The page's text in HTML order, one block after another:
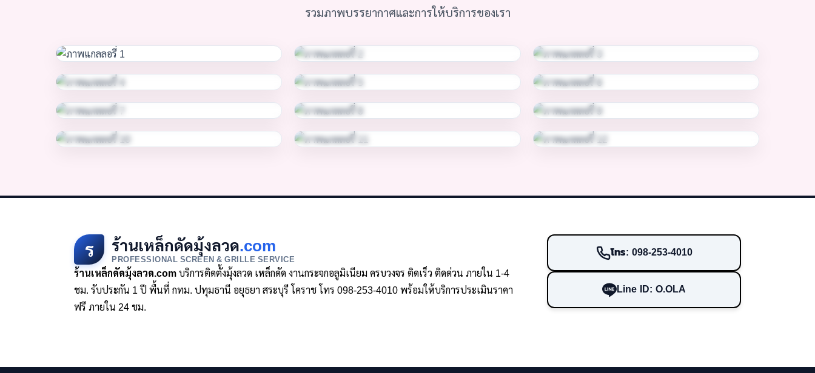
รวมภาพบรรยากาศและการให้บริการของเรา
ร ร้านเหล็กดัดมุ้งลวด.com
PROFESSIONAL SCREEN & GRILLE SERVICE
ร้านเหล็กดัดมุ้งลวด.comบริการติดตั้งมุ้งลวด เหล็กดัด งานกระจกอลูมิเนียม ครบวงจร ติดเร็ว ติดด่วน ภายใน 1-4
ชม. รับประกัน 1 ปี พื้นที่ กทม. ปทุมธานี อยุธยา สระบุรี โคราช โทร 098-253-4010 พร้อมให้บริการประเมินราคา
ฟรี ภายใน 24 ชม.
โทร: 098-253-4010
Line ID: O.OLA